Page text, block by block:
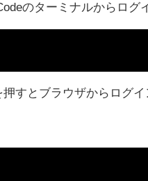
のターミナルからログ
すとブラウザからログイ